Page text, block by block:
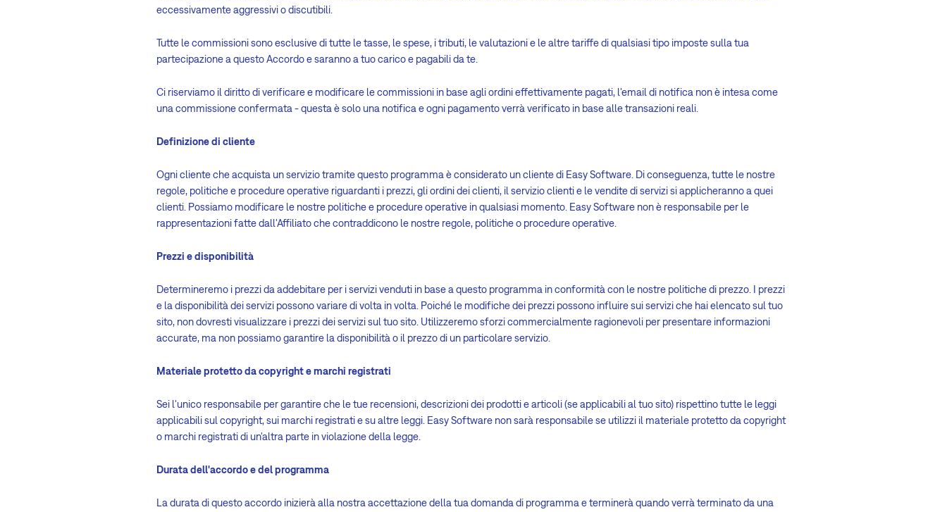
eccessivamente aggressivi o discutibili.
Tutte le commissioni sono esclusive di tutte le tasse, le spese, i tributi, le valutazioni e le altre tariffe di qualsiasi tipo imposte sulla tua
partecipazione a questo Accordo e saranno a tuo carico e pagabili da te.
Ci riserviamo il diritto di verificare e modificare le commissioni in base agli ordini effettivamente pagati, l'email di notifica non è intesa come
una commissione confermata - questa è solo una notifica e ogni pagamento verrà verificato in base alle transazioni reali.
Definizione di cliente
Ogni cliente che acquista un servizio tramite questo programma è considerato un cliente di Easy Software. Di conseguenza, tutte le nostre
regole, politiche e procedure operative riguardanti i prezzi, gli ordini dei clienti, il servizio clienti e le vendite di servizi si applicheranno a quei
clienti. Possiamo modificare le nostre politiche e procedure operative in qualsiasi momento. Easy Software non è responsabile per le
rappresentazioni fatte dall'Affiliato che contraddicono le nostre regole, politiche o procedure operative.
Prezzi e disponibilità
Determineremo i prezzi da addebitare per i servizi venduti in base a questo programma in conformità con le nostre politiche di prezzo. I prezzi
e la disponibilità dei servizi possono variare di volta in volta. Poiché le modifiche dei prezzi possono influire sui servizi che hai elencato sul tuo
sito, non dovresti visualizzare i prezzi dei servizi sul tuo sito. Utilizzeremo sforzi commercialmente ragionevoli per presentare informazioni
accurate, ma non possiamo garantire la disponibilità o il prezzo di un particolare servizio.
Materiale protetto da copyright e marchi registrati
Sei l'unico responsabile per garantire che le tue recensioni, descrizioni dei prodotti e articoli (se applicabili al tuo sito) rispettino tutte le leggi
applicabili sul copyright, sui marchi registrati e su altre leggi. Easy Software non sarà responsabile se utilizzi il materiale protetto da copyright
o marchi registrati di un'altra parte in violazione della legge.
Durata dell'accordo e del programma
La durata di questo accordo inizierà alla nostra accettazione della tua domanda di programma e terminerà quando verrà terminato da una